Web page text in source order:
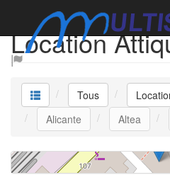
Location
Tous
Alicante
Altea
Ático Antares
2 chambres | 4
Réf. 1021 |